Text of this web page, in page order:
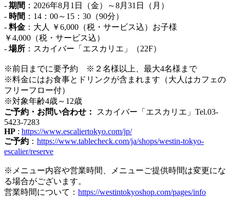
- 期間 ：2026年8月1日（金）～8月31日（月）
- 時間 ：14：00～15：30（90分）
- 料金 ：大人 ￥6,000（税・サービス込）お子様
￥4,000（税・サービス込）
- 場所 ：スカイバー「エスカリエ」（22F）
※前日までに要予約 ※２名様以上、最大4名様まで
※料金にはお食事とドリンクが含まれます（大人はカフェの
フリーフロー付）
※対象年齢4歳～12歳
ご予約・お問い合わせ：
スカイバー「エスカリエ」Tel.03-
5423-7283
HP : https://www.escaliertokyo.com/jp/
ご予約 ： https://www.tablecheck.com/ja/shops/westin-tokyo-
escalier/reserve
※メニュー内容や営業時間、メニューご提供時間は変更にな
る場合がございます。
営業時間について： https://westintokyoshop.com/pages/info